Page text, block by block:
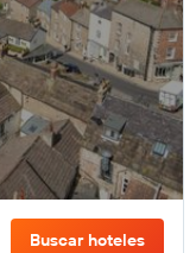
Buscar hoteles